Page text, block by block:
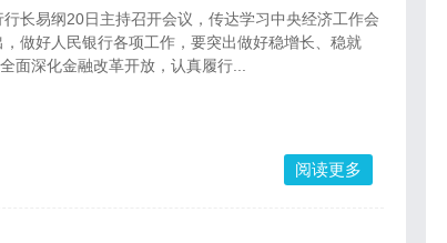
易纲20日主持召开会议，传达学习中央经济工作会
好人民银行各项工作，要突出做好稳增长、稳就
面深化金融改革开放，认真履行...
阅读更多